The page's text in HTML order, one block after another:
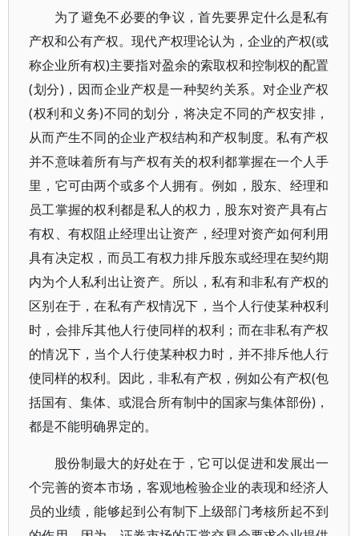
为了避免不必要的争议，首先要界定什么是私有
产权和公有产权。现代产权理论认为，企业的产权(或
称企业所有权)主要指对盈余的索取权和控制权的配置
(划分)，因而企业产权是一种契约关系。对企业产权
(权利和义务)不同的划分，将决定不同的产权安排，
从而产生不同的企业产权结构和产权制度。私有产权
并不意味着所有与产权有关的权利都掌握在一个人手
里，它可由两个或多个人拥有。例如，股东、经理和
员工掌握的权利都是私人的权力，股东对资产具有占
有权、有权阻止经理出让资产，经理对资产如何利用
具有决定权，而员工有权力排斥股东或经理在契约期
内为个人私利出让资产。所以，私有和非私有产权的
区别在于，在私有产权情况下，当个人行使某种权利
时，会排斥其他人行使同样的权利；而在非私有产权
的情况下，当个人行使某种权力时，并不排斥他人行
使同样的权利。因此，非私有产权，例如公有产权(包
括国有、集体、或混合所有制中的国家与集体部份)，
都是不能明确界定的。
股份制最大的好处在于，它可以促进和发展出一
个完善的资本市场，客观地检验企业的表现和经济人
员的业绩，能够起到公有制下上级部门考核所起不到